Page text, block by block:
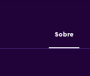
Sobre